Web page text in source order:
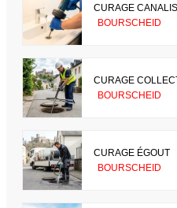
CURAGE
BOURSCHEID
CURAGE
BOURSCHEID
CURAGE ÉGOUT
BOURSCHEID